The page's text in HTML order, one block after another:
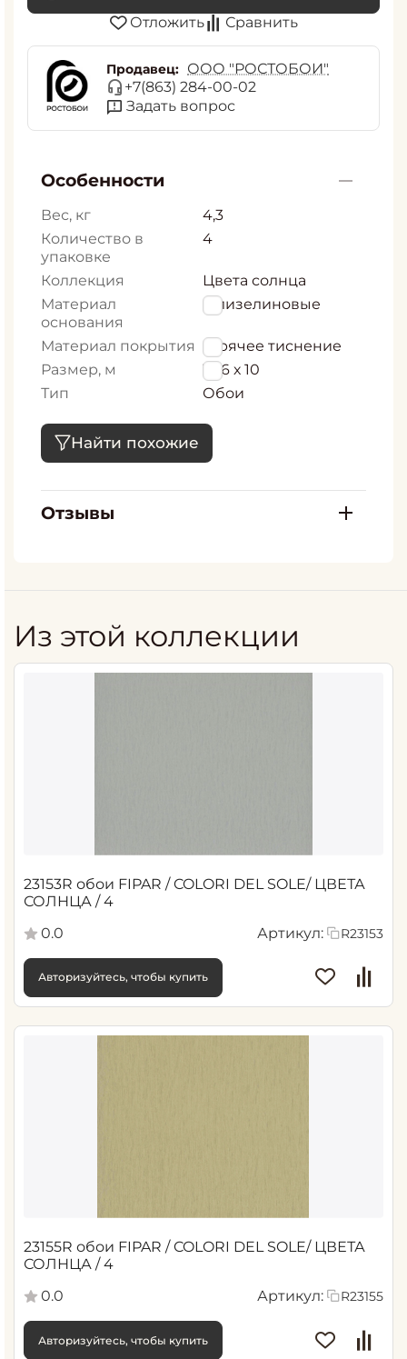
Отложить Сравнить
Продавец: ООО "РОСТОБОИ"
+7(863) 284-00-02
Задать вопрос
Особенности
Вес, кг
4,3
Количество в
упаковке
4
Коллекция
Цвета солнца
Материал
основания
Флизелиновые
Материал покрытия Горячее тиснение
Размер, м
1,06 х 10
Тип
Обои
Найти похожие
Отзывы
Из этой коллекции
23153R обои FIPAR / COLORI DEL SOLE/ ЦВЕТА
СОЛНЦА / 4
0.0
Артикул: R23153
Авторизуйтесь, чтобы купить
23155R обои FIPAR / COLORI DEL SOLE/ ЦВЕТА
СОЛНЦА / 4
0.0
Артикул: R23155
Авторизуйтесь, чтобы купить